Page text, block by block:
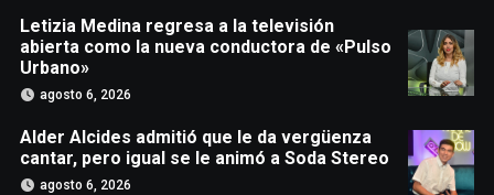
Letizia Medina regresa a la televisión
abierta como la nueva conductora de «Pulso
Urbano»
agosto 6, 2026
Alder Alcides admitió que le da vergüenza
cantar, pero igual se le animó a Soda Stereo
agosto 6, 2026